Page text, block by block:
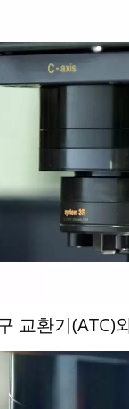
교환기(ATC)